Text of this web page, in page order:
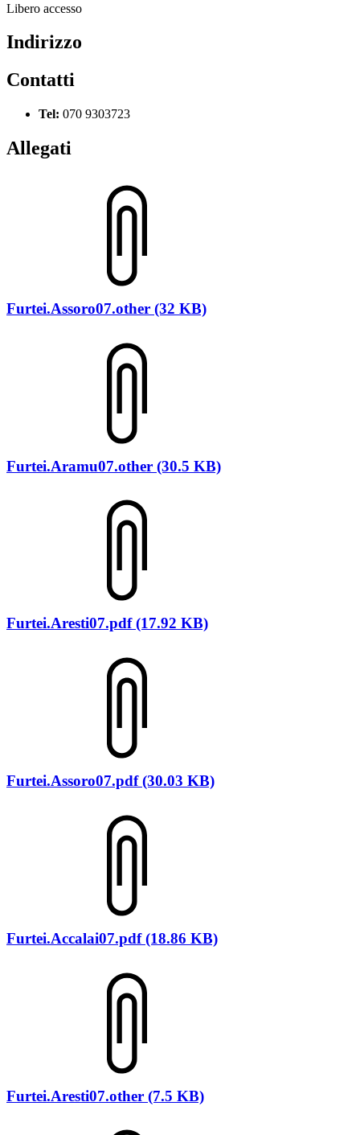
Libero accesso
Indirizzo
Contatti
Tel: 070 9303723
Allegati
Furtei.Assoro07.other (32 KB)
Furtei.Aramu07.other (30.5 KB)
Furtei.Aresti07.pdf (17.92 KB)
Furtei.Assoro07.pdf (30.03 KB)
Furtei.Accalai07.pdf (18.86 KB)
Furtei.Aresti07.other (7.5 KB)